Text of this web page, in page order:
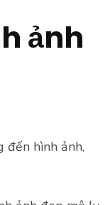
ảnh
đến hình ảnh,